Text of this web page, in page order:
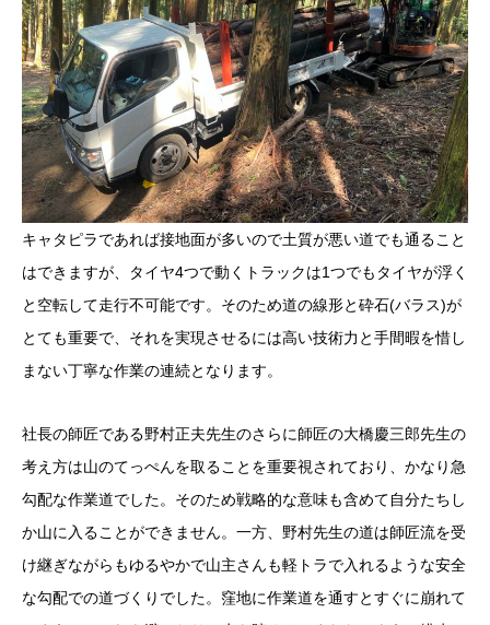
キャタピラであれば接地面が多いので土質が悪い道でも通ること
はできますが、タイヤ4つで動くトラックは1つでもタイヤが浮く
と空転して走行不可能です。そのため道の線形と砕石(バラス)が
とても重要で、それを実現させるには高い技術力と手間暇を惜し
まない丁寧な作業の連続となります。
社長の師匠である野村正夫先生のさらに師匠の大橋慶三郎先生の
考え方は山のてっぺんを取ることを重要視されており、かなり急
勾配な作業道でした。そのため戦略的な意味も含めて自分たちし
か山に入ることができません。一方、野村先生の道は師匠流を受
け継ぎながらもゆるやかで山主さんも軽トラで入れるような安全
な勾配での道づくりでした。窪地に作業道を通すとすぐに崩れて